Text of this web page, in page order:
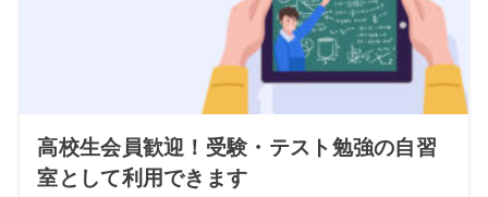
高校生会員歓迎！受験・テスト勉強の自習
室として利用できます